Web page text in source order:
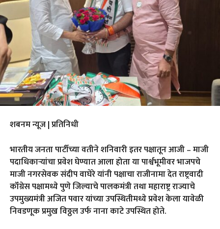
शबनम न्यूज | प्रतिनिधी
भारतीय जनता पार्टीच्या वतीने शनिवारी इतर पक्षातून आजी – माजी
पदाधिकाऱ्यांचा प्रवेश घेण्यात आला होता या पार्श्वभूमीवर भाजपचे
माजी नगरसेवक संदीप वाघेरे यांनी पक्षाचा राजीनामा देत राष्ट्रवादी
कॉंग्रेस पक्षामध्ये पुणे जिल्याचे पालकमंत्री तथा महाराष्ट्र राज्याचे
उपमुख्यमंत्री अजित पवार यांच्या उपस्थितीमध्ये प्रवेश केला यावेळी
निवडणूक प्रमुख विठ्ठल उर्फ नाना काटे उपस्थित होते.